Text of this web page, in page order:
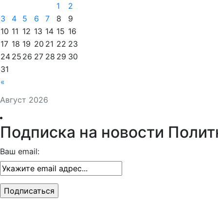
Август 2026
«
1
2
3
4 5 6 7 8
9
10 11 12 13 14 15 16
17 18 19 20 21 22 23
24 25 26 27 28 29 30
31
Подписка на новости
Ваш email: